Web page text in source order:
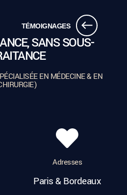
TÉMOIGNAGES
EN MÉDECINE & EN
SANS SOUS-
Adresses
Paris & Bordeaux